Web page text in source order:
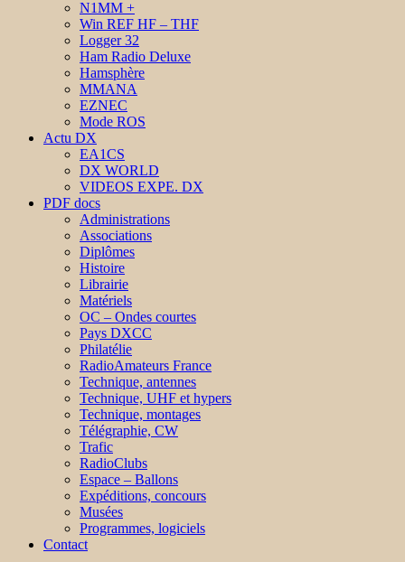
N1MM +
Win REF HF – THF
Logger 32
Ham Radio Deluxe
Hamsphère
MMANA
EZNEC
Mode ROS
Actu DX
EA1CS
DX WORLD
VIDEOS EXPE. DX
PDF docs
Administrations
Associations
Diplômes
Histoire
Librairie
Matériels
OC – Ondes courtes
Pays DXCC
Philatélie
RadioAmateurs France
Technique, antennes
Technique, UHF et hypers
Technique, montages
Télégraphie, CW
Trafic
RadioClubs
Espace – Ballons
Expéditions, concours
Musées
Programmes, logiciels
Contact